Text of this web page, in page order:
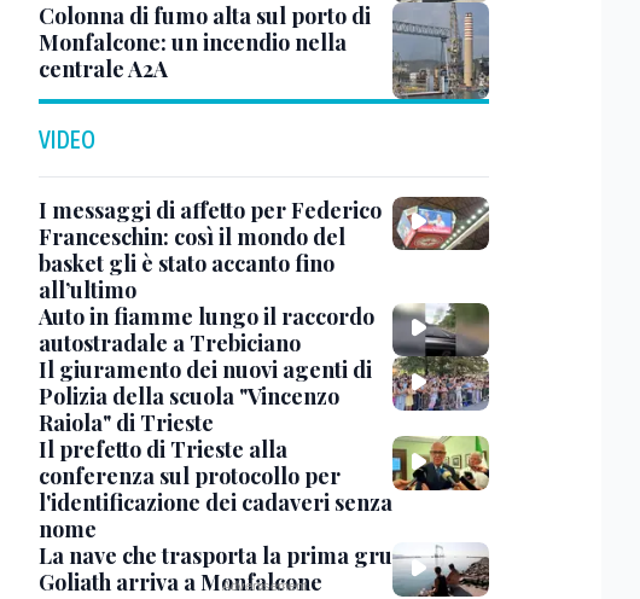
Colonna di fumo alta sul porto di
Monfalcone: un incendio nella
centrale A2A
VIDEO
I messaggi di affetto per Federico
Franceschin: così il mondo del
basket gli è stato accanto fino
all’ultimo
Auto in fiamme lungo il raccordo
autostradale a Trebiciano
Il giuramento dei nuovi agenti di
Polizia della scuola "Vincenzo
Raiola" di Trieste
Il prefetto di Trieste alla
conferenza sul protocollo per
l'identificazione dei cadaveri senza
nome
La nave che trasporta la prima gru
Goliath arriva a Monfalcone